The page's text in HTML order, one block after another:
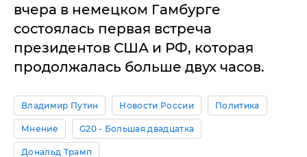
вчера в немецком Гамбурге
состоялась первая встреча
президентов США и РФ, которая
продолжалась больше двух часов.
Владимир Путин Новости России Политика
Мнение G20 - Большая двадцатка
Дональд Трамп